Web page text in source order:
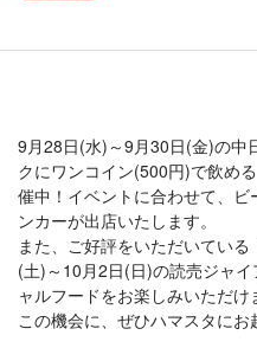
9月28日(水)～9月30日(金)の中
クにワンコイン(500円)で飲め
催中！イベントに合わせて、
ンカーが出店いたします。
また、ご好評をいただいてい
(土)～10月2日(日)の読売ジャ
ャルフードをお楽しみいただけ
この機会に、ぜひハマスタにお